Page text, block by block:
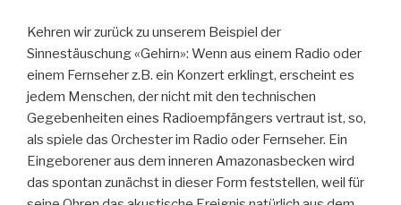
Kehren wir zurück zu unserem Beispiel der
Sinnestäuschung «Gehirn»: Wenn aus einem Radio oder
einem Fernseher z.B. ein Konzert erklingt, erscheint es
jedem Menschen, der nicht mit den technischen
Gegebenheiten eines Radioempfängers vertraut ist, so,
als spiele das Orchester im Radio oder Fernseher. Ein
Eingeborener aus dem inneren Amazonasbecken wird
das spontan zunächst in dieser Form feststellen, weil für